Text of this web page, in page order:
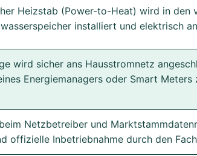
Heizstab (Power-to-Heat) wird in den
installiert und elektrisch
wird sicher ans Hausstromnetz
Energiemanagers oder Smart Meters
Netzbetreiber und
offizielle Inbetriebnahme durch den